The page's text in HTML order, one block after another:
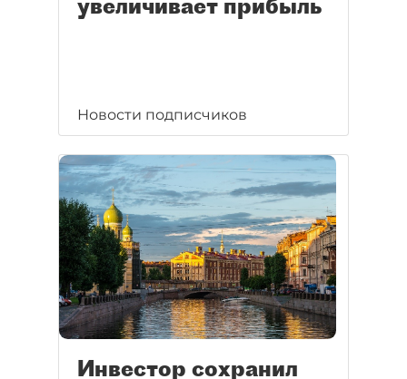
увеличивает прибыль
Новости подписчиков
Инвестор сохранил